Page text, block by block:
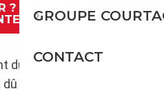
? CONTACTEZ-NOUS
du
marché d’auto
dû à la crise sanitaire
GROUPE
CONTACT